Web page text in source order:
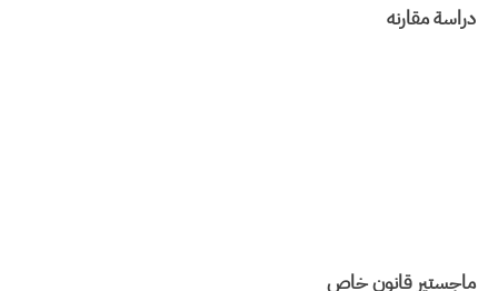
دراسة مقارنه
ماجستير قانون خاص